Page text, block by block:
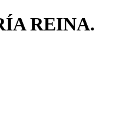
REINA.